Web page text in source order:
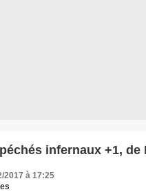
infernaux +1, de
2017 à 17:25